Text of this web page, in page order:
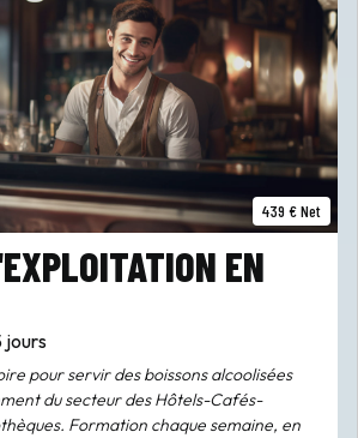
439 € Net
EN
jours
pour servir des boissons alcoolisées
du secteur des Hôtels-Cafés-
Formation chaque semaine, en